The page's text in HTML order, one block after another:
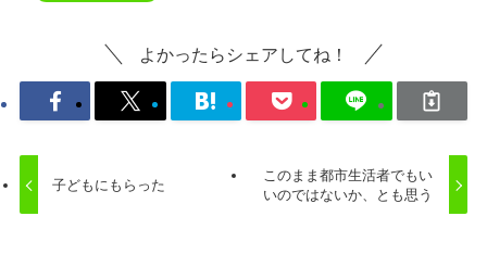
よかったらシェアしてね！
子どもにもらった
このまま都市生活者でもい
いのではないか、とも思う